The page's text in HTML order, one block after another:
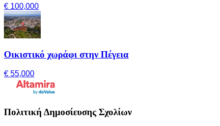
€ 100,000
Οικιστικό χωράφι στην Πέγεια
€ 55,000
Πολιτική Δημοσίευσης Σχολίων